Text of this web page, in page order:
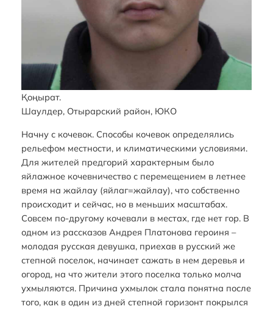
Қоңырат.
Шаулдер, Отырарский район, ЮКО
Начну с кочевок. Способы кочевок определялись
рельефом местности, и климатическими условиями.
Для жителей предгорий характерным было
яйлажное кочевничество с перемещением в летнее
время на жайлау (яйлаг=жайлау), что собственно
происходит и сейчас, но в меньших масштабах.
Совсем по-другому кочевали в местах, где нет гор. В
одном из рассказов Андрея Платонова героиня –
молодая русская девушка, приехав в русский же
степной поселок, начинает сажать в нем деревья и
огород, на что жители этого поселка только молча
ухмыляются. Причина ухмылок стала понятна после
того, как в один из дней степной горизонт покрылся